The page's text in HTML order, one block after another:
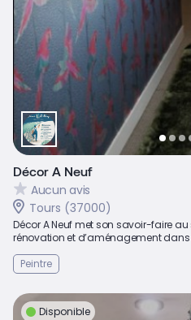
Décor A Neuf
Aucun avis
Tours (37000)
Décor A Neuf met son savoir-faire
rénovation et d’aménagement dans
Peintre
Disponible